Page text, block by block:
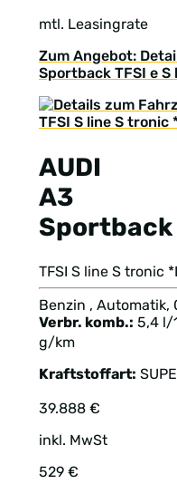
mtl. Leasingrate
Zum Angebot:
Sportback TFSI e S
AUDI
A3
Sportback
TFSI S line S tronic
Benzin , Automatik,
Verbr. komb.: 5,4 l/
g/km
Kraftstoffart:
39.888 €
inkl. MwSt
529 €